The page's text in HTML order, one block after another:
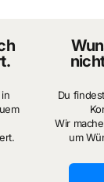
der Nummer
Neben
Privatleben,
Du
Wir
um